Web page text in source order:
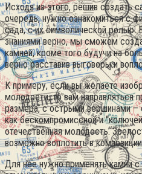
Исходя из этого, решив создать
очередь, нужно ознакомиться с
сада, с их символической ролью.
знаниями верно, мы сможем
камней, кроме того будучи на
верно расставив выговоры и
К примеру, если вы желаете
молодости, то вам направляться
размера, с острыми вершинами –
как бескомпромиссной и
отечественная молодость.
возможно воплотить в
Для нее нужно применять камни